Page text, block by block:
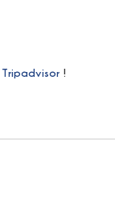
Tripadvisor !